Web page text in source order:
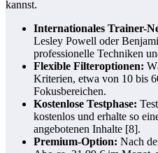
kannst.
Internationales Trainer-
Lesley Powell oder
professionelle Techniken
Flexible Filteroptionen:
Kriterien, etwa von 10 bis
Fokusbereichen.
Kostenlose Testphase:
kostenlos und erhalte so
angebotenen Inhalte [8].
Premium-Option: Nach